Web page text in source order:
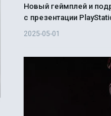
Новый геймплей и
с презентации
2025-05-01